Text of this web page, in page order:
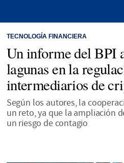
TECNOLOGÍA FINANCIERA
Un informe del BPI
lagunas en la
intermediarios de
Según los autores, la
un reto, ya que la ampliación
un riesgo de contagio